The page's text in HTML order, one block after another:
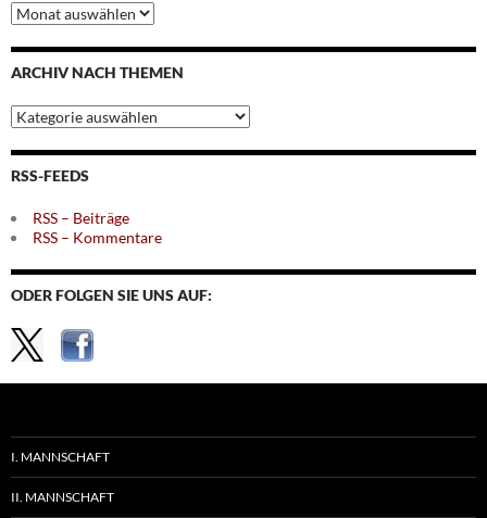
Archiv
nach
Monaten
ARCHIV NACH THEMEN
Archiv
nach
Themen
RSS-FEEDS
RSS – Beiträge
RSS – Kommentare
ODER FOLGEN SIE UNS AUF:
I. MANNSCHAFT
II. MANNSCHAFT